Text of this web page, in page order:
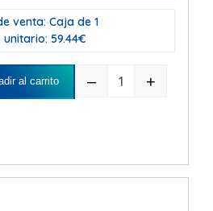
venta: Caja de 1
unitario: 59.44€
– +
al carrito